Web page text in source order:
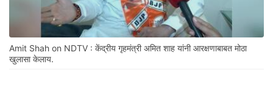
Amit Shah on NDTV : केंद्रीय गृहमंत्री अमित शाह यांनी आरक्षणाबाबत मोठा
खुलासा केलाय.